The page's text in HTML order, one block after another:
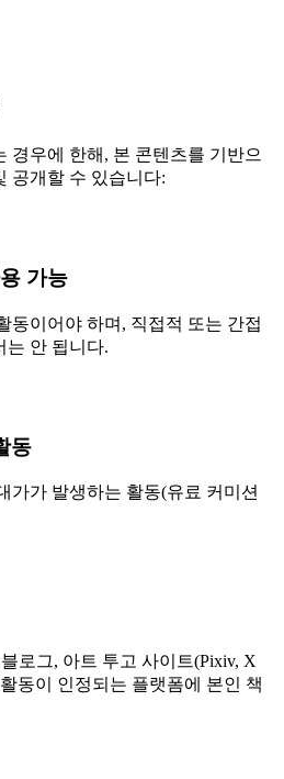
경우에 한해, 본 콘텐츠를 기반으
공개할 수 있습니다:
가능
동이어야 하며, 직접적 또는 간접
는 안 됩니다.
동
가가 발생하는 활동(유료 커미션
로그, 아트 투고 사이트(Pixiv, X
동이 인정되는 플랫폼에 본인 책